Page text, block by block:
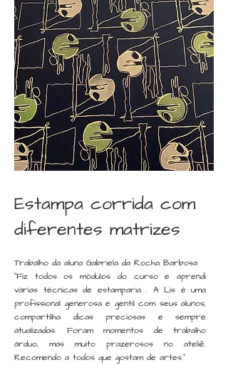
Estampa corrida com
diferentes matrizes
Trabalho da aluna Gabriela da Rocha Barbosa
"Fiz todos os módulos do curso e aprendi
várias técnicas de estamparia . A Lis é uma
profissional generosa e gentil com seus alunos,
compartilha dicas preciosas e sempre
atualizadas. Foram momentos de trabalho
árduo, mas muito prazerosos no ateliê.
Recomendo a todos que gostam de artes."